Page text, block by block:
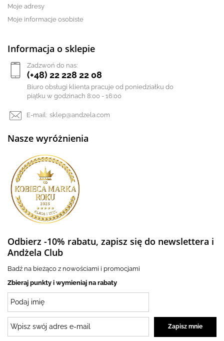
Moje adresy
Moje informacje osobiste
Informacja o sklepie
Zadzwoń do nas:
(+48) 22 228 22 08
Biuro obsługi klienta pracuje od poniedziałku do
piątku w godzinach 8:00 - 16:00
E-mail: sklep@andzela.com
Nasze wyróżnienia
Odbierz -10% rabatu, zapisz się do newslettera i
Andżela Club
Badź na bieżąco z nowościami i promocjami
Zbieraj punkty i wymieniaj na rabaty